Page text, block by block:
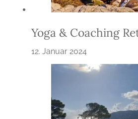
Yoga & Coaching
12. Januar 2024